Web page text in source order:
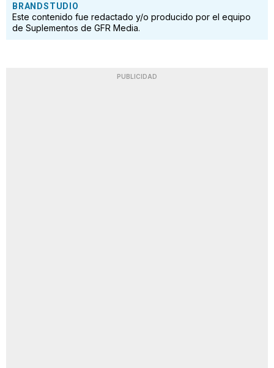
BRANDSTUDIO
Este contenido fue redactado y/o producido por el equipo
de Suplementos de GFR Media.
PUBLICIDAD